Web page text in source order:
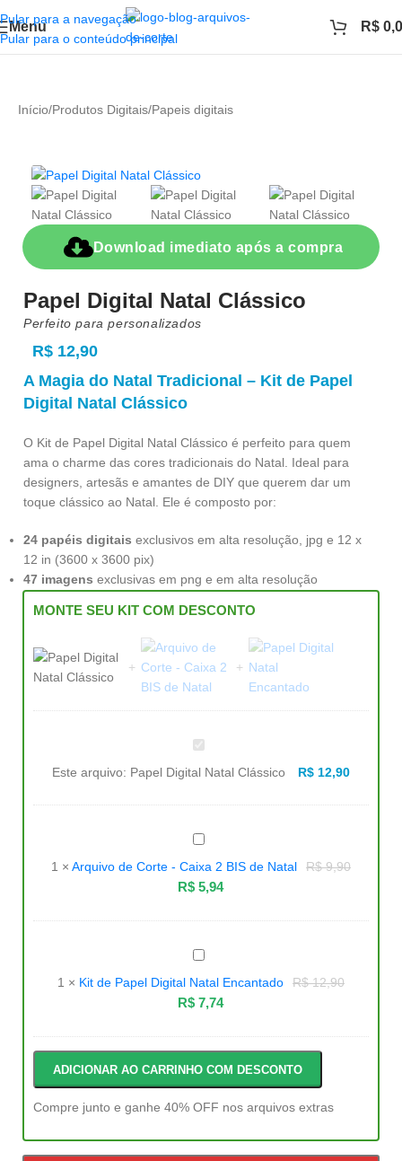
Pular para a navegação
Pular para o conteúdo principal
Menu R$
Início/Produtos Digitais/Papeis digitais
Download imediato após a compra
Papel Digital Natal Clássico
Perfeito para personalizados
R$ 12,90
A Magia do Natal Tradicional – Kit de Papel
Digital Natal Clássico
O Kit de Papel Digital Natal Clássico é perfeito para quem
ama o charme das cores tradicionais do Natal. Ideal para
designers, artesãs e amantes de DIY que querem dar um
toque clássico ao Natal. Ele é composto por:
24 papéis digitais exclusivos em alta resolução, jpg e 12 x
12 in (3600 x 3600 pix)
47 imagens exclusivas em png e em alta resolução
MONTE SEU KIT COM DESCONTO
Papel
Digital
Natal
Clássico
Este arquivo: Papel Digital Natal Clássico R$12,90
Arquivo
de
Corte
-
Caixa
de
1 × Arquivo de Corte - Caixa 2 BIS de Natal R$9,90
R$ 5,94
Kit
de
Papel
Digital
Natal
Encantado
1 × Kit de Papel Digital Natal Encantado R$12,90
R$ 7,74
ADICIONAR AO CARRINHO COM DESCONTO
Compre junto e ganhe 40% OFF nos arquivos extras